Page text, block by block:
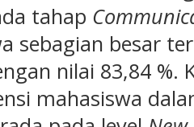
tahap
sebagian besar
nilai 83,84 %.
mahasiswa